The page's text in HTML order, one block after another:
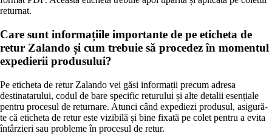
returnat.
Care sunt informațiile importante de pe eticheta de
retur Zalando și cum trebuie să procedez în momentul
expedierii produsului?
Pe eticheta de retur Zalando vei găsi informații precum adresa
destinatarului, codul de bare specific returului și alte detalii esențiale
pentru procesul de returnare. Atunci când expediezi produsul, asigură-
te că eticheta de retur este vizibilă și bine fixată pe colet pentru a evita
întârzieri sau probleme în procesul de retur.